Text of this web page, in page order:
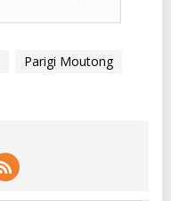
Parigi Moutong